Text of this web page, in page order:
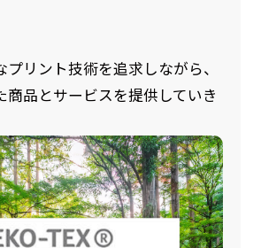
リント技術を追求しながら、
商品とサービスを提供していき